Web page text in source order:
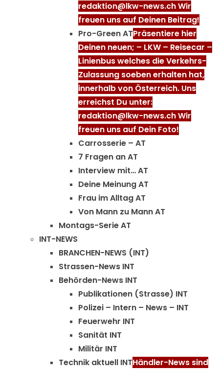
redaktion@lkw-news.ch Wir
freuen uns auf Deinen Beitrag!
Pro-Green ATPräsentiere hier
Deinen neuen; – LKW – Reisecar –
Linienbus welches die Verkehrs-
Zulassung soeben erhalten hat,
innerhalb von Österreich. Uns
erreichst Du unter:
redaktion@lkw-news.ch Wir
freuen uns auf Dein Foto!
Carrosserie – AT
7 Fragen an AT
Interview mit… AT
Deine Meinung AT
Frau im Alltag AT
Von Mann zu Mann AT
Montags-Serie AT
INT-NEWS
BRANCHEN-NEWS (INT)
Strassen-News INT
Behörden-News INT
Publikationen (Strasse) INT
Polizei – Intern – News – INT
Feuerwehr INT
Sanität INT
Militär INT
Technik aktuell INTHändler-News sind